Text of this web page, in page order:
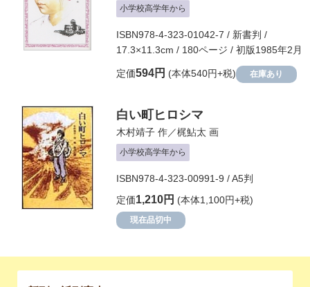
小学校高学年から
ISBN978-4-323-01042-7 / 新書判 /
17.3×11.3cm / 180ページ / 初版1985年2月
定価594円 (本体540円+税) 在庫あり
白い町ヒロシマ
木村靖子 作／梶鮎太 画
小学校高学年から
ISBN978-4-323-00991-9 / A5判
定価1,210円 (本体1,100円+税)
現在品切中